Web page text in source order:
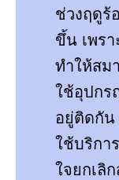
ช่วงฤดูร้
ขึ้น เพร
ทำให้สม
ใช้อุปกร
อยู่ติดกัน
ใช้บริกา
ใจยกเลิ